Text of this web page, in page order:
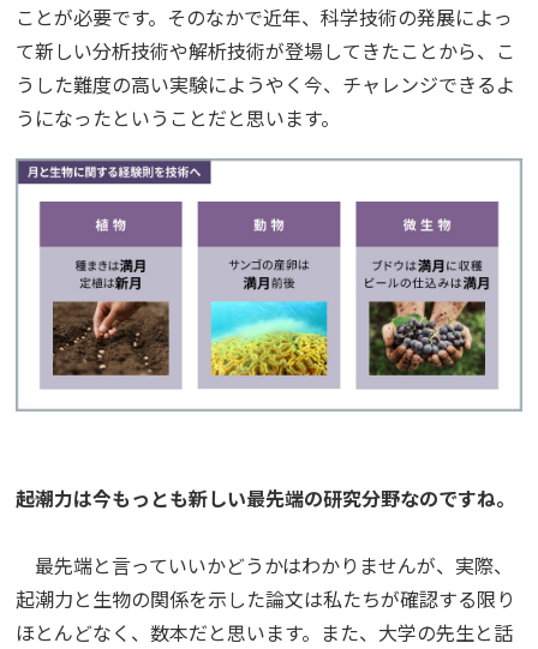
ことが必要です。そのなかで近年、科学技術の発展によっ
て新しい分析技術や解析技術が登場してきたことから、こ
うした難度の高い実験にようやく今、チャレンジできるよ
うになったということだと思います。
――起潮力は今もっとも新しい最先端の研究分野なのですね。
最先端と言っていいかどうかはわかりませんが、実際、
起潮力と生物の関係を示した論文は私たちが確認する限り
ほとんどなく、数本だと思います。また、大学の先生と話